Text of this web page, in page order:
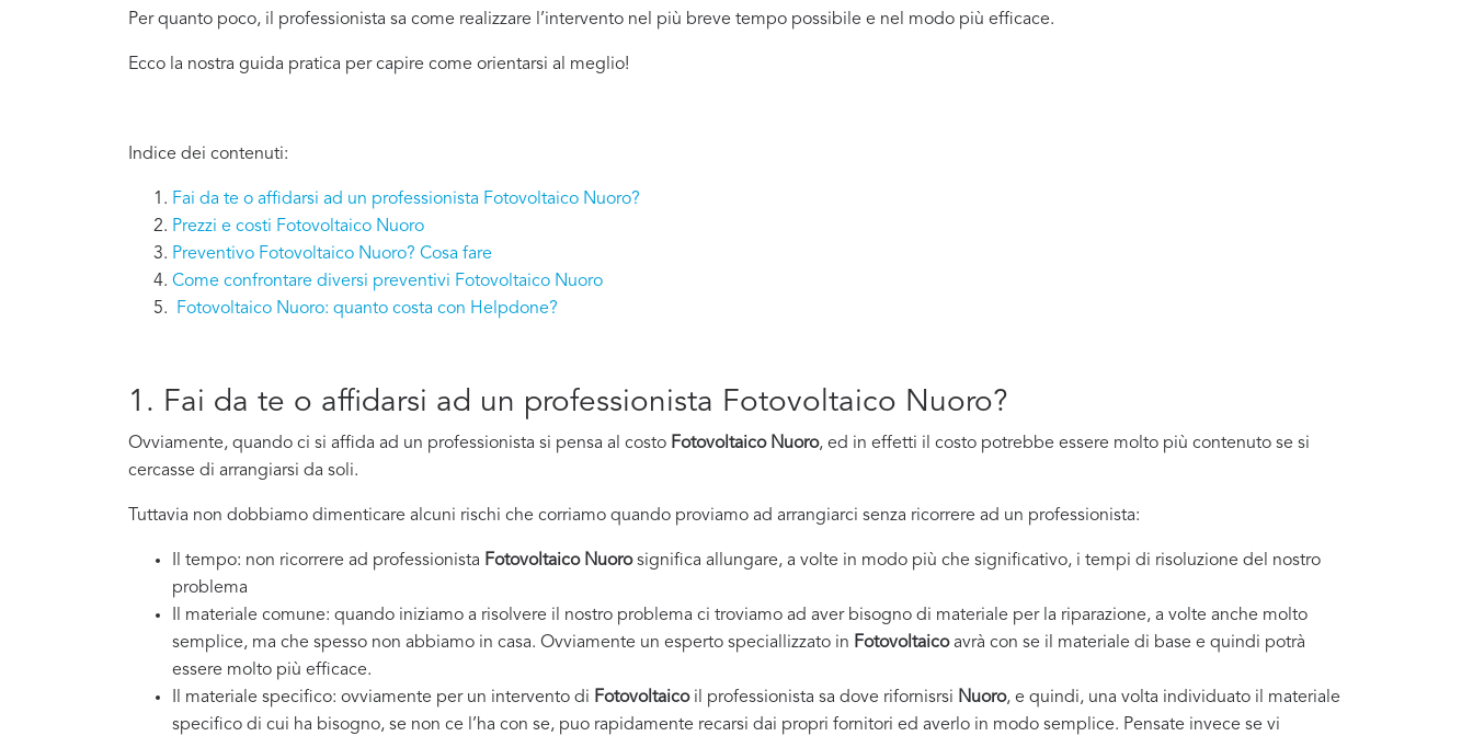
Per quanto poco, il professionista sa come realizzare l’intervento nel più breve tempo possibile e nel modo più efficace.
Ecco la nostra guida pratica per capire come orientarsi al meglio!
Indice dei contenuti:
Fai da te o affidarsi ad un professionista Fotovoltaico Nuoro?
Prezzi e costi Fotovoltaico Nuoro
Preventivo Fotovoltaico Nuoro? Cosa fare
Come confrontare diversi preventivi Fotovoltaico Nuoro
Fotovoltaico Nuoro: quanto costa con Helpdone?
1. Fai da te o affidarsi ad un professionista Fotovoltaico Nuoro?
Ovviamente, quando ci si affida ad un professionista si pensa al costo Fotovoltaico Nuoro, ed in effetti il costo potrebbe essere molto più contenuto se si
cercasse di arrangiarsi da soli.
Tuttavia non dobbiamo dimenticare alcuni rischi che corriamo quando proviamo ad arrangiarci senza ricorrere ad un professionista:
Il tempo: non ricorrere ad professionista Fotovoltaico Nuorosignifica allungare, a volte in modo più che significativo, i tempi di risoluzione del nostro
problema
Il materiale comune: quando iniziamo a risolvere il nostro problema ci troviamo ad aver bisogno di materiale per la riparazione, a volte anche molto
semplice, ma che spesso non abbiamo in casa. Ovviamente un esperto speciallizzato in Fotovoltaicoavrà con se il materiale di base e quindi potrà
essere molto più efficace.
Il materiale specifico: ovviamente per un intervento di Fotovoltaicoil professionista sa dove rifornisrsi Nuoro, e quindi, una volta individuato il materiale
specifico di cui ha bisogno, se non ce l’ha con se, puo rapidamente recarsi dai propri fornitori ed averlo in modo semplice. Pensate invece se vi